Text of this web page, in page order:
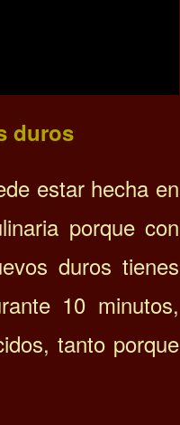
duros
estar hecha en
porque con
duros tienes
10 minutos,
tanto porque